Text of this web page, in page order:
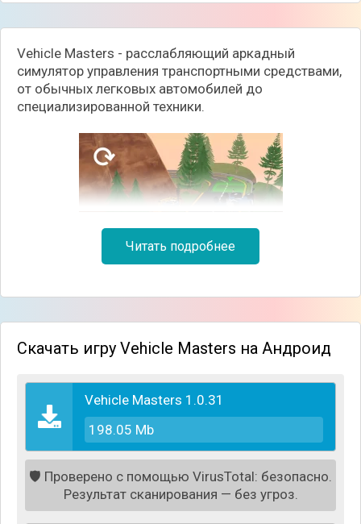
Vehicle Masters - расслабляющий аркадный
симулятор управления транспортными средствами,
от обычных легковых автомобилей до
специализированной техники.
Читать подробнее
Скачать игру Vehicle Masters на Андроид
Vehicle Masters 1.0.31
198.05 Mb
🛡️ Проверено с помощью VirusTotal: безопасно.
Результат сканирования — без угроз.